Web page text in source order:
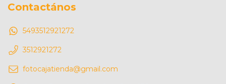
Contactános
5493512921272
3512921272
fotocajatienda@gmail.com